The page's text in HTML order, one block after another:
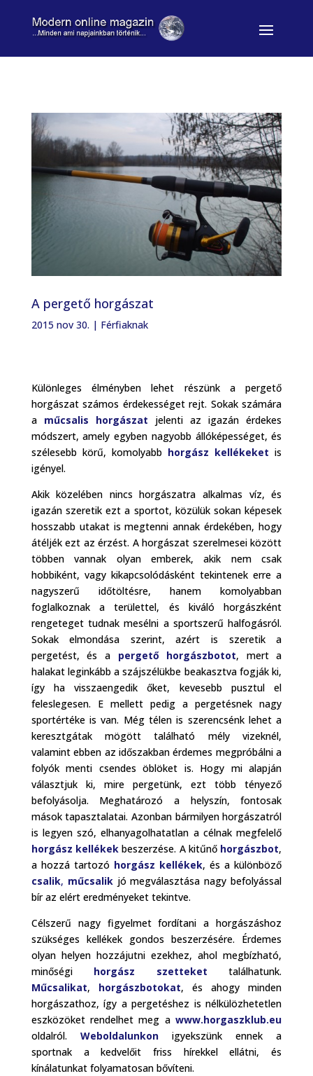
A pergető horgászat
2015 nov 30. | Férfiaknak
Különleges élményben lehet részünk a pergető
horgászat számos érdekességet rejt. Sokak számára
a műcsalis horgászat jelenti az igazán érdekes
módszert, amely egyben nagyobb állóképességet, és
szélesebb körű, komolyabb horgász kellékeket is
igényel.
Akik közelében nincs horgászatra alkalmas víz, és
igazán szeretik ezt a sportot, közülük sokan képesek
hosszabb utakat is megtenni annak érdekében, hogy
átéljék ezt az érzést. A horgászat szerelmesei között
többen vannak olyan emberek, akik nem csak
hobbiként, vagy kikapcsolódásként tekintenek erre a
nagyszerű időtöltésre, hanem komolyabban
foglalkoznak a területtel, és kiváló horgászként
rengeteget tudnak mesélni a sportszerű halfogásról.
Sokak elmondása szerint, azért is szeretik a
pergetést, és a pergető horgászbotot, mert a
halakat leginkább a szájszélükbe beakasztva fogják ki,
így ha visszaengedik őket, kevesebb pusztul el
feleslegesen. E mellett pedig a pergetésnek nagy
sportértéke is van. Még télen is szerencsénk lehet a
keresztgátak mögött található mély vizeknél,
valamint ebben az időszakban érdemes megpróbálni a
folyók menti csendes öblöket is. Hogy mi alapján
választjuk ki, mire pergetünk, ezt több tényező
befolyásolja. Meghatározó a helyszín, fontosak
mások tapasztalatai. Azonban bármilyen horgászatról
is legyen szó, elhanyagolhatatlan a célnak megfelelő
horgász kellékek beszerzése. A kitűnő horgászbot,
a hozzá tartozó horgász kellékek, és a különböző
csalik, műcsalikjó megválasztása nagy befolyással
bír az elért eredményeket tekintve.
Célszerű nagy figyelmet fordítani a horgászáshoz
szükséges kellékek gondos beszerzésére. Érdemes
olyan helyen hozzájutni ezekhez, ahol megbízható,
minőségi horgász szetteket találhatunk.
Műcsalikat, horgászbotokat, és ahogy minden
horgászathoz, így a pergetéshez is nélkülözhetetlen
eszközöket rendelhet meg awww.horgaszklub.eu
oldalról. Weboldalunkonigyekszünk ennek a
sportnak a kedvelőit friss hírekkel ellátni, és
kínálatunkat folyamatosan bővíteni.